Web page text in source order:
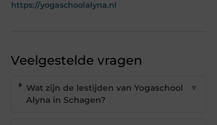
https://yogaschoolalyna.nl
Veelgestelde vragen
Wat zijn de lestijden van Yogaschool
Alyna in Schagen?
▼